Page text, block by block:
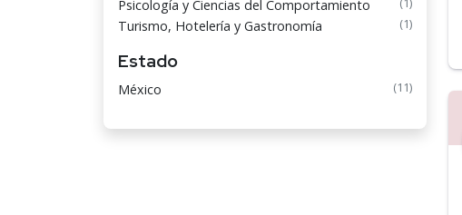
Psicología y Ciencias del Comportamiento (1)
Turismo, Hotelería y Gastronomía (1)
Estado
México (11)